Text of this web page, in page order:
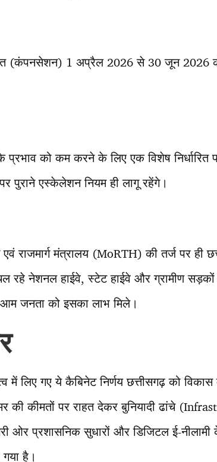
(कंपनसेशन) 1 अप्रैल 2026 से 30 जून 2026
के प्रभाव को कम करने के लिए एक विशेष
पुराने एस्केलेशन नियम ही लागू रहेंगे।
राजमार्ग मंत्रालय (MoRTH) की तर्ज पर ही
रहे नेशनल हाईवे, स्टेट हाईवे और ग्रामीण
जनता को इसका लाभ मिले।
में लिए गए ये कैबिनेट निर्णय छत्तीसगढ़ को
की कीमतों पर राहत देकर बुनियादी ढांचे
ओर प्रशासनिक सुधारों और डिजिटल ई-
है।